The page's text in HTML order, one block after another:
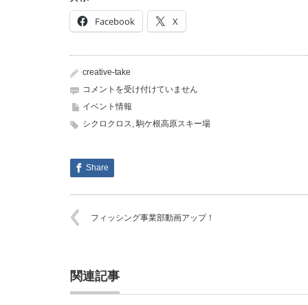
Facebook X
creative-take
駒
ケ
シ
ク
ロ
ス
グ
開
催！
コメントを受け付けていません
イベント情報
シクロクロス,駒ケ根高原スキー場
Share
フィッシング事業部動画アップ！
関連記事